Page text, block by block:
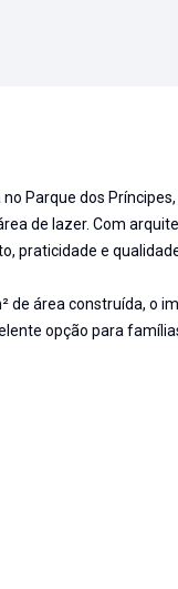
Parque dos
de lazer. Com
praticidade e
de área construída, o
opção para